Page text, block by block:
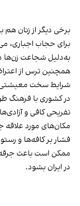
برخی دیگر از زنان هم
برای حجاب اجباری،
به‌دلیل شجاعت زن‌ها
همچنین ترس از
شرایط سخت
در کشوری با فرهنگ
تفریحی کافی و
مکان‌های مورد علاقه
فشار بر کافه‌ها و
ممکن است باعث
در ایران بشود.